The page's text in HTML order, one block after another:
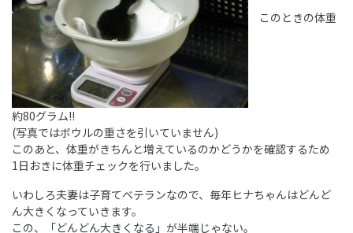
このときの体重
約80グラム!!
(写真ではボウルの重さを引いていません)
このあと、体重がきちんと増えているのかどうかを確認するため
1日おきに体重チェックを行いました。
いわしろ夫妻は子育てベテランなので、毎年ヒナちゃんはどんど
ん大きくなっていきます。
この、「どんどん大きくなる」が半端じゃない。